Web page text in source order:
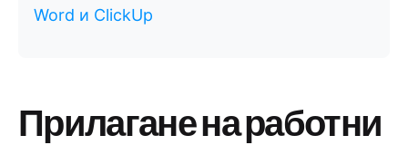
Word и ClickUp
Прилагане на работни